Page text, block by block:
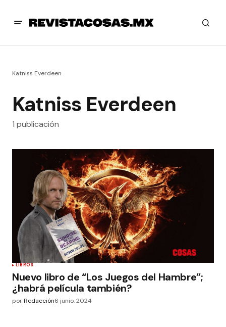
Katniss Everdeen
Katniss Everdeen
1 publicación
LIBROS
Nuevo libro de “Los Juegos del Hambre”;
¿habrá película también?
porRedacción6 junio, 2024